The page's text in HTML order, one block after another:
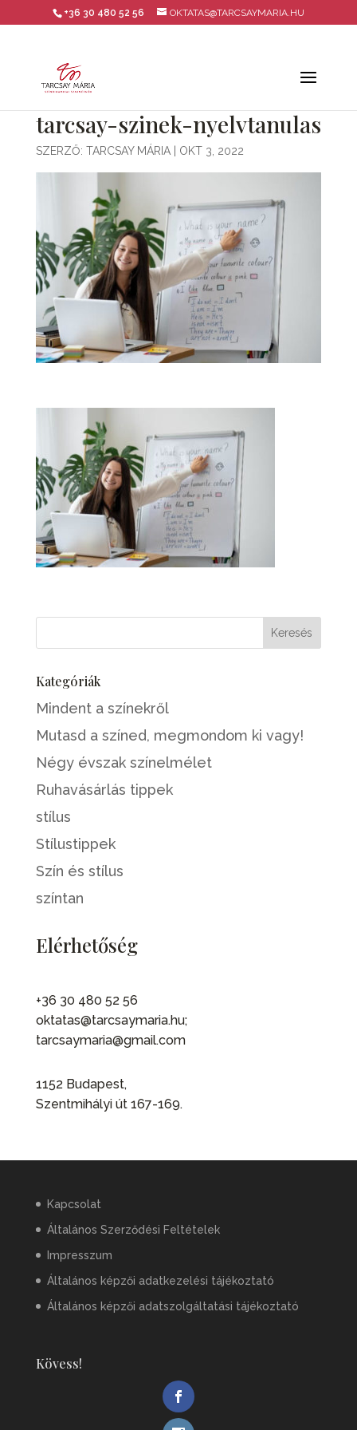
+36 30 480 52 56 OKTATAS@TARCSAYMARIA.HU
tarcsay-szinek-nyelvtanulas
SZERZŐ: TARCSAY MÁRIA| OKT 3, 2022
Kategóriák
Mindent a színekről
Mutasd a színed, megmondom ki vagy!
Négy évszak színelmélet
Ruhavásárlás tippek
stílus
Stílustippek
Szín és stílus
színtan
Elérhetőség
+36 30 480 52 56
oktatas@tarcsaymaria.hu;
tarcsaymaria@gmail.com
1152 Budapest,
Szentmihályi út 167-169.
Kapcsolat
Általános Szerződési Feltételek
Impresszum
Általános képzői adatkezelési tájékoztató
Általános képzői adatszolgáltatási tájékoztató
Kövess!